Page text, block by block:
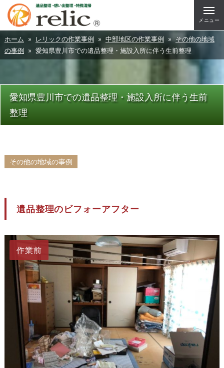
メニュー
ホーム » レリックの作業事例 » 中部地区の作業事例 »その他の地域
の事例
» 愛知県豊川市での遺品整理・施設入所に伴う生前整理
愛知県豊川市での遺品整理・施設入所に伴う生前
整理
その他の地域の事例
遺品整理のビフォーアフター
作業前